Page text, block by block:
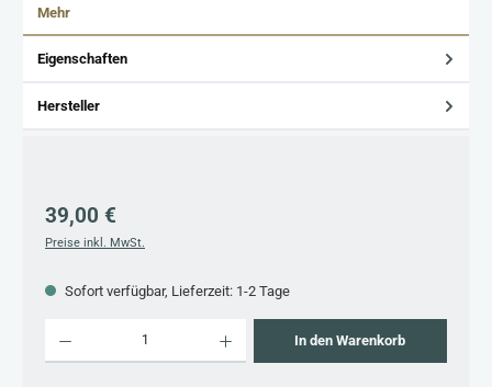
Mehr
Eigenschaften
Hersteller
Regulärer Preis:
39,00 €
Preise inkl. MwSt.
Sofort verfügbar, Lieferzeit: 1-2 Tage
In den Warenkorb